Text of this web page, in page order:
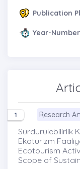
Publication
Year-
1 Research
Sürdürülebilirlik
Ekoturizm
Ecotourism
Scope of